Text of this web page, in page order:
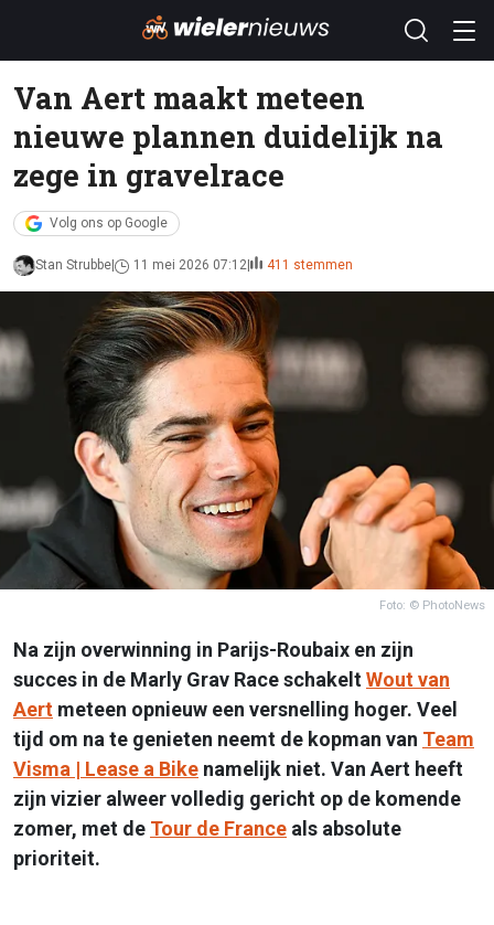
Van Aert maakt meteen
nieuwe plannen duidelijk na
zege in gravelrace
Volg ons op Google
Stan Strubbe 11 mei 2026 07:12 411 stemmen
Foto: © PhotoNews
Na zijn overwinning in Parijs-Roubaix en zijn
succes in de Marly Grav Race schakeltWout van
Aert meteen opnieuw een versnelling hoger. Veel
tijd om na te genieten neemt de kopman van Team
Visma | Lease a Bike namelijk niet. Van Aert heeft
zijn vizier alweer volledig gericht op de komende
zomer, met de Tour de France als absolute
prioriteit.